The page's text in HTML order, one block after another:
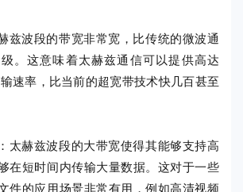
兹波段的带宽非常宽，比传统的微波通
。这意味着太赫兹通信可以提供高达
速率，比当前的超宽带技术快几百甚至
：太赫兹波段的大带宽使得其能够支持高
在短时间内传输大量数据。这对于一些
件的应用场景非常有用，例如高清视频